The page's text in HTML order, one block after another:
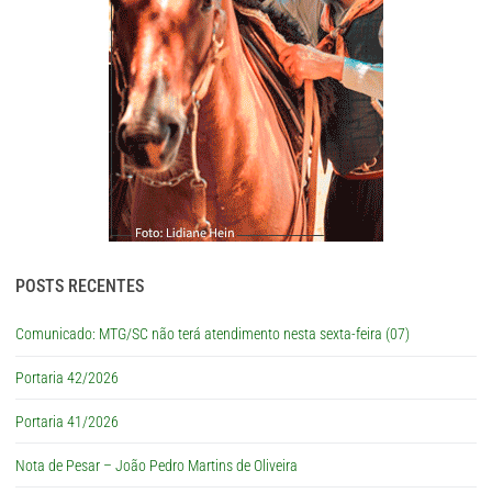
POSTS RECENTES
Comunicado: MTG/SC não terá atendimento nesta sexta-feira (07)
Portaria 42/2026
Portaria 41/2026
Nota de Pesar – João Pedro Martins de Oliveira